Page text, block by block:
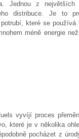
Jednou z
distribuce. Je to
které se
méně energie
vyvíjí proces
které je v několika
pocházet z